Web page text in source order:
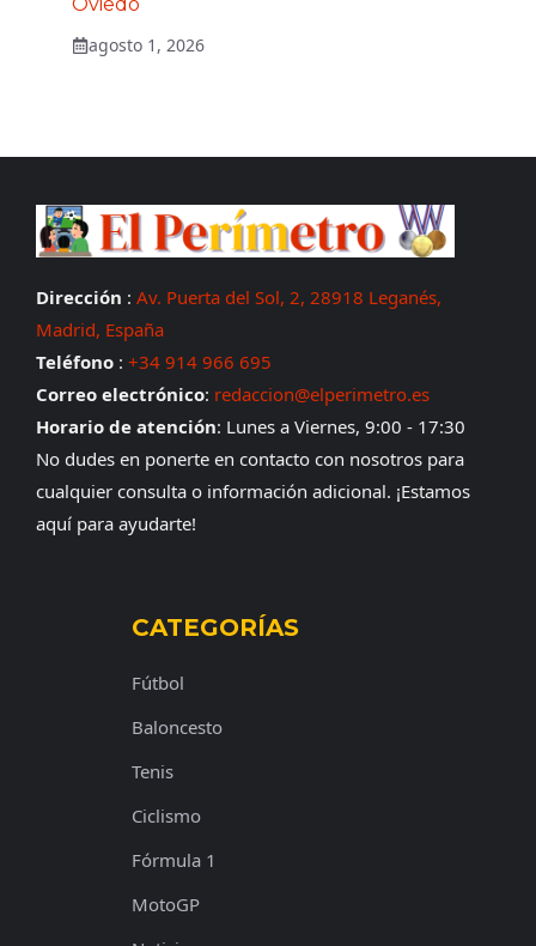
Oviedo
agosto 1, 2026
Dirección : Av. Puerta del Sol, 2, 28918 Leganés,
Madrid, España
Teléfono : +34 914 966 695
Correo electrónico: redaccion@elperimetro.es
Horario de atención: Lunes a Viernes, 9:00 - 17:30
No dudes en ponerte en contacto con nosotros para
cualquier consulta o información adicional. ¡Estamos
aquí para ayudarte!
CATEGORÍAS
Fútbol
Baloncesto
Tenis
Ciclismo
Fórmula 1
MotoGP